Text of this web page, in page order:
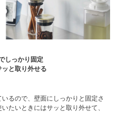
しっかり固定
と取り外せる
るので、壁面にしっかりと固定さ
たいときにはサッと取り外せて、